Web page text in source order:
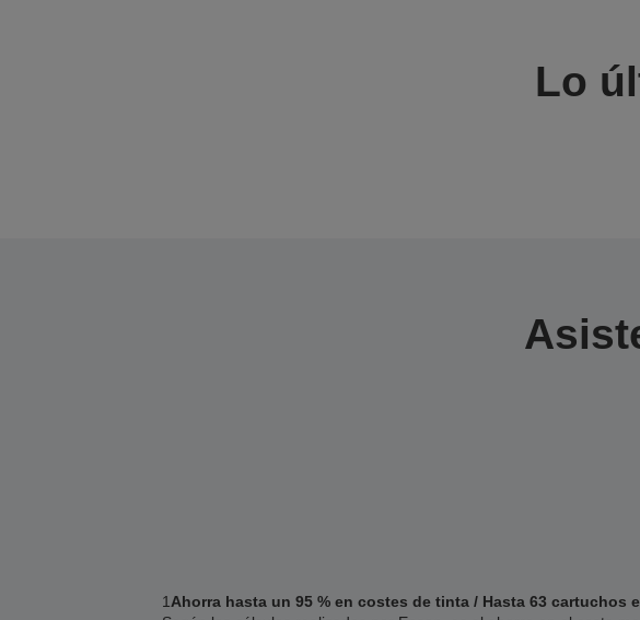
Lo
1 Ahorra hasta un 95 % en costes de tinta / Hasta 63 cartuchos